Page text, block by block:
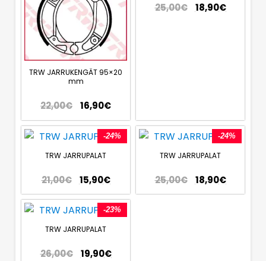
TRW JARRUKENGÄT 95×20
mm
22,00€ 16,90€
25,00€ 18,90€
-24%
TRW JARRUPALAT
21,00€ 15,90€
-24%
TRW JARRUPALAT
25,00€ 18,90€
-23%
TRW JARRUPALAT
26,00€ 19,90€